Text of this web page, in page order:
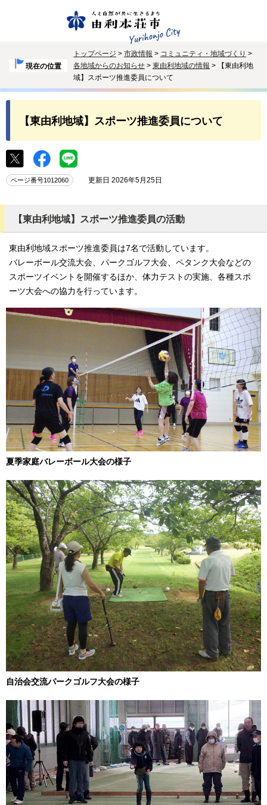
現在の位置
トップページ > 市政情報 > コミュニティ・地域づくり >
各地域からのお知らせ > 東由利地域の情報 > 【東由利地
域】スポーツ推進委員について
【東由利地域】スポーツ推進委員について
ページ番号1012060 更新日 2026年5月25日
【東由利地域】スポーツ推進委員の活動
東由利地域スポーツ推進委員は7名で活動しています。
バレーボール交流大会、パークゴルフ大会、ペタンク大会などの
スポーツイベントを開催するほか、体力テストの実施、各種スポ
ーツ大会への協力を行っています。
夏季家庭バレーボール大会の様子
自治会交流パークゴルフ大会の様子